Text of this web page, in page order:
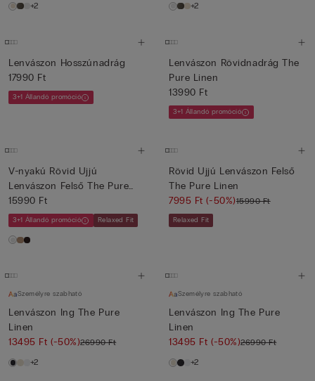
+2 +2
Lenvászon Hosszúnadrág
17990 Ft
3+1 Állandó promóció
Lenvászon Rövidnadrág The
Pure Linen
13990 Ft
3+1 Állandó promóció
V-nyakú Rövid Ujjú
Lenvászon Felső The Pure
Linen
15990 Ft
3+1 Állandó promóció Relaxed Fit
Rövid Ujjú Lenvászon Felső
The Pure Linen
7995 Ft(-50%)15990 Ft
Relaxed Fit
Személyre szabható
Lenvászon Ing The Pure
Linen
13495 Ft(-50%)26990 Ft
+2
Személyre szabható
Lenvászon Ing The Pure
Linen
13495 Ft(-50%)26990 Ft
+2